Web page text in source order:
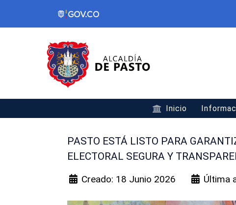
Inicio
PASTO ESTÁ LISTO PARA
ELECTORAL SEGURA Y
Creado: 18 Junio 2026 Última